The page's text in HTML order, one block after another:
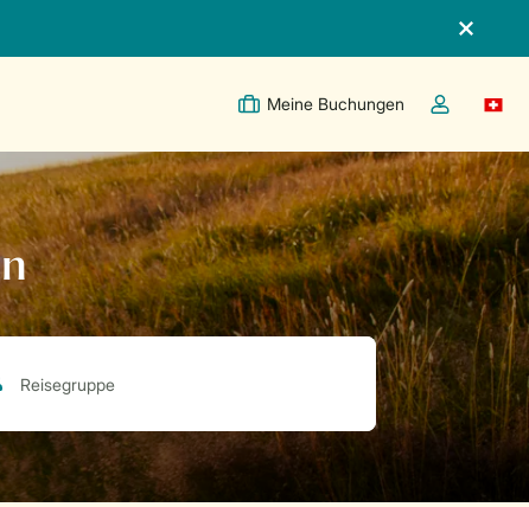
Meine Buchungen
Dropdown-